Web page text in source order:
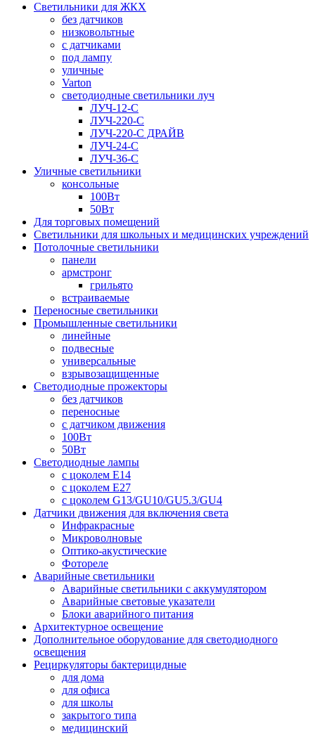
Светильники для ЖКХ
без датчиков
низковольтные
с датчиками
под лампу
уличные
Varton
светодиодные светильники луч
ЛУЧ-12-С
ЛУЧ-220-С
ЛУЧ-220-С ДРАЙВ
ЛУЧ-24-С
ЛУЧ-36-С
Уличные светильники
консольные
100Вт
50Вт
Для торговых помещений
Светильники для школьных и медицинских учреждений
Потолочные светильники
панели
армстронг
грильято
встраиваемые
Переносные светильники
Промышленные светильники
линейные
подвесные
универсальные
взрывозащищенные
Светодиодные прожекторы
без датчиков
переносные
с датчиком движения
100Вт
50Вт
Светодиодные лампы
с цоколем E14
с цоколем E27
с цоколем G13/GU10/GU5.3/GU4
Датчики движения для включения света
Инфракрасные
Микроволновые
Оптико-акустические
Фотореле
Аварийные светильники
Аварийные светильники с аккумулятором
Аварийные световые указатели
Блоки аварийного питания
Архитектурное освещение
Дополнительное оборудование для светодиодного
освещения
Рециркуляторы бактерицидные
для дома
для офиса
для школы
закрытого типа
медицинский